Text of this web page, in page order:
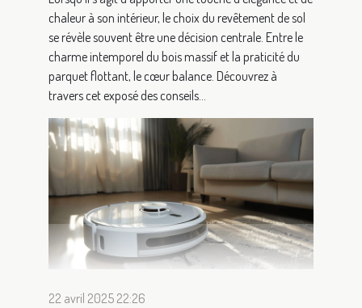
chaleur à son intérieur, le choix du revêtement de sol
se révèle souvent être une décision centrale. Entre le
charme intemporel du bois massif et la praticité du
parquet flottant, le cœur balance. Découvrez à
travers cet exposé des conseils...
22 avril 2025 22:26